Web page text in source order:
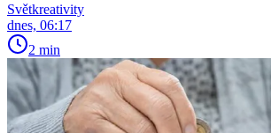
Světkreativity
dnes, 06:17
2 min